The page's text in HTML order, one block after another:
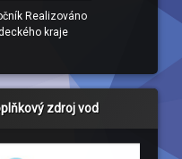
Realizováno
kraje
zdroj vod